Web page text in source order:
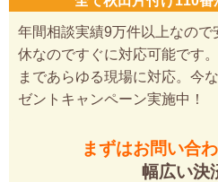
年間相談実績9万件以上なの
休なのですぐに対応可能です
まであらゆる現場に対応。今
ゼントキャンペーン実施中！
まずはお問い合
幅広い決